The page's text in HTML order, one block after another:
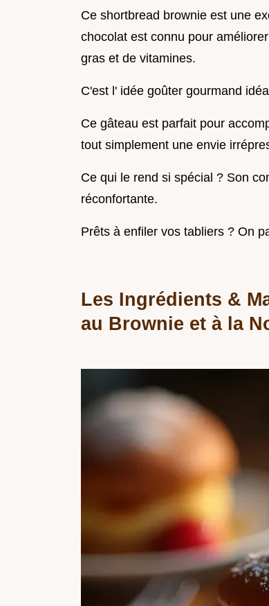
Ce shortbread brownie est une
chocolat est connu pour
gras et de vitamines.
C'est l' idée goûter gourmand
Ce gâteau est parfait pour
tout simplement une envie
Ce qui le rend si spécial ? Son
réconfortante.
Prêts à enfiler vos tabliers ? On
Les Ingrédients &
au Brownie et à la